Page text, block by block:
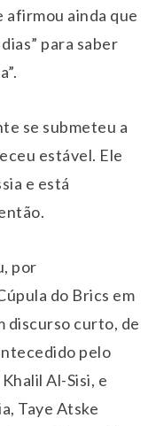
afirmou ainda que
para saber
se submeteu a
estável. Ele
e está
por
do Brics em
discurso curto, de
pelo
Al-Sisi, e
Taye Atske